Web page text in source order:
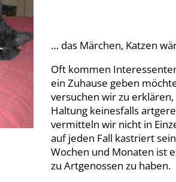
… das Märchen, Katzen
Oft kommen
ein Zuhause geben
versuchen wir zu
Haltung keinesfalls
vermitteln wir nicht in
auf jeden Fall kastriert
Wochen und Monaten ist
zu Artgenossen zu haben.